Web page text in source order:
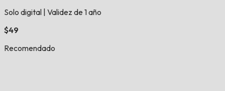
Solo digital Validez de 1 año
$49
Recomendado